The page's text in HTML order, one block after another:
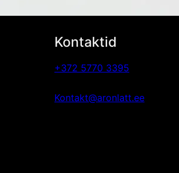
Kontaktid
+372 5770 3395
Kontakt@aronlatt.ee